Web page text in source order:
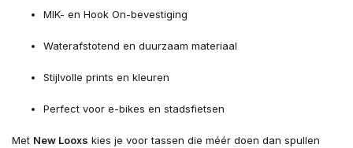
MIK- en Hook On-bevestiging
Waterafstotend en duurzaam materiaal
Stijlvolle prints en kleuren
Perfect voor e-bikes en stadsfietsen
Met New Looxs kies je voor tassen die méér doen dan spullen